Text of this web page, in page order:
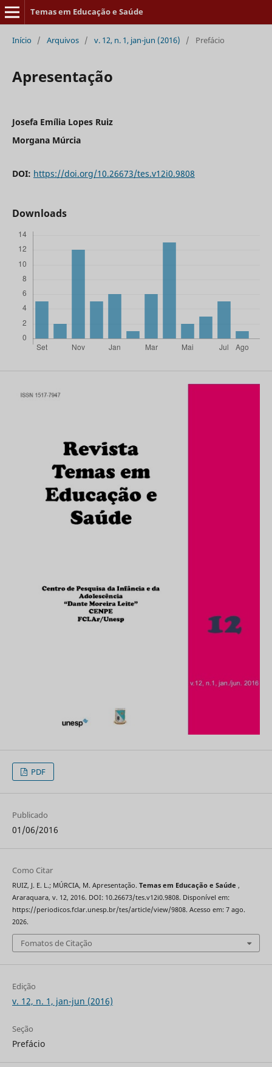
Temas em Educação e Saúde
Início / Arquivos / v. 12, n. 1, jan-jun (2016) / Prefácio
Apresentação
Josefa Emília Lopes Ruiz
Morgana Múrcia
DOI: https://doi.org/10.26673/tes.v12i0.9808
Downloads
PDF
Publicado
01/06/2016
Como Citar
RUIZ, J. E. L.; MÚRCIA, M. Apresentação. Temas em Educação e Saúde ,
Araraquara, v. 12, 2016. DOI: 10.26673/tes.v12i0.9808. Disponível em:
https://periodicos.fclar.unesp.br/tes/article/view/9808. Acesso em: 7 ago.
2026.
Fomatos de Citação
Edição
v. 12, n. 1, jan-jun (2016)
Seção
Prefácio